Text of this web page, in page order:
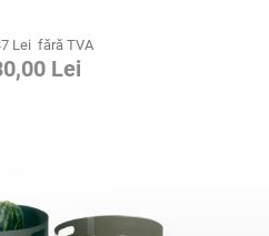
Lei fără TVA
Lei